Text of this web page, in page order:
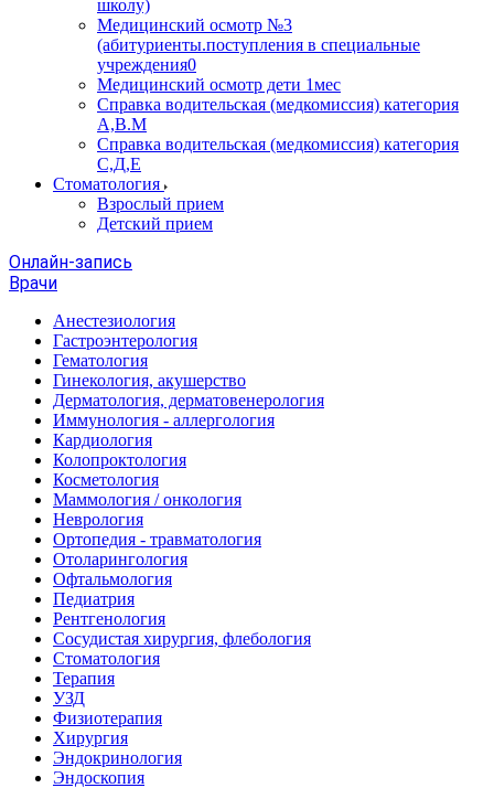
школу)
Медицинский осмотр №3
(абитуриенты.поступления в специальные
учреждения0
Медицинский осмотр дети 1мес
Справка водительская (медкомиссия) категория
А,В.М
Справка водительская (медкомиссия) категория
С,Д,Е
Стоматология
Взрослый прием
Детский прием
Онлайн-запись
Врачи
Анестезиология
Гастроэнтерология
Гематология
Гинекология, акушерство
Дерматология, дерматовенерология
Иммунология - аллергология
Кардиология
Колопроктология
Косметология
Маммология / онкология
Неврология
Ортопедия - травматология
Отоларингология
Офтальмология
Педиатрия
Рентгенология
Сосудистая хирургия, флебология
Стоматология
Терапия
УЗД
Физиотерапия
Хирургия
Эндокринология
Эндоскопия